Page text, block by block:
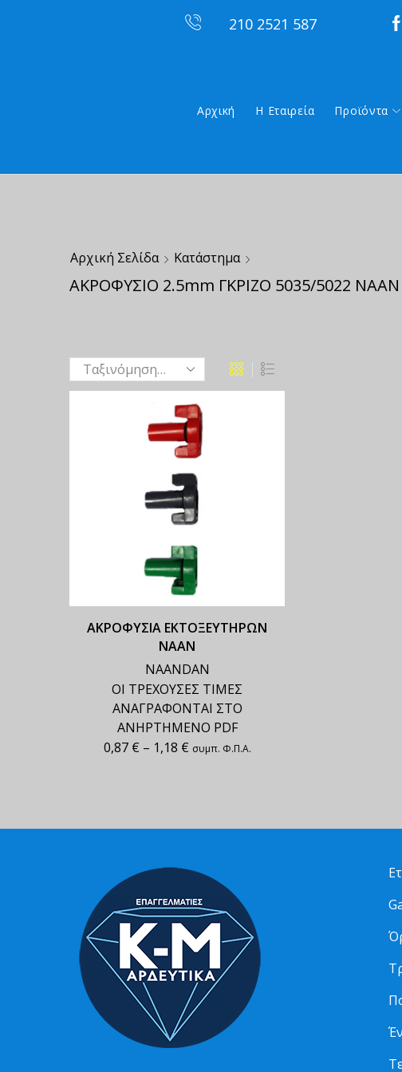
210 2521 587
Αρχική Η Εταιρεία Προϊόντα
Αρχική Σελίδα Κατάστημα
ΑΚΡΟΦΥΣΙΟ 2.5mm ΓΚΡΙΖΟ 5035/5022 ΝΑΑΝ
ΑΚΡΟΦΥΣΙΑ ΕΚΤΟΞΕΥΤΗΡΩΝ
ΝΑΑΝ
NAANDAN
ΟΙ ΤΡΕΧΟΥΣΕΣ ΤΙΜΕΣ
ΑΝΑΓΡΑΦΟΝΤΑΙ ΣΤΟ
ΑΝΗΡΤΗΜΕΝΟ PDF
0,87 € – 1,18 € συμπ. Φ.Π.Α.